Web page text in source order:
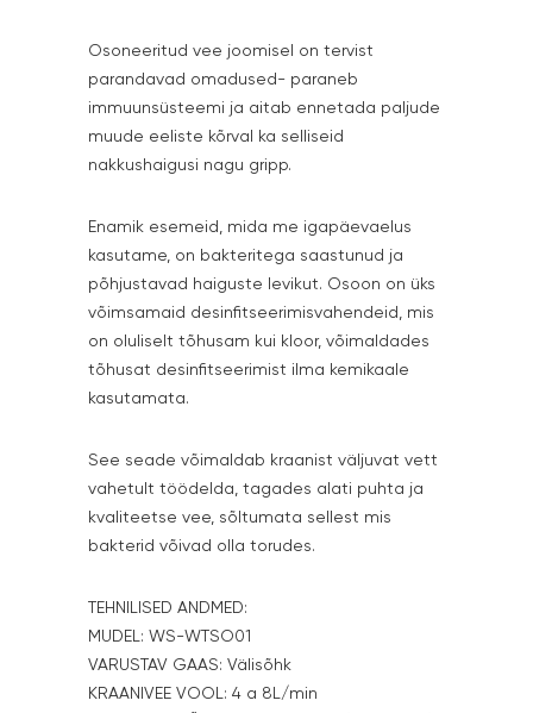
Osoneeritud vee joomisel on tervist
parandavad omadused- paraneb
immuunsüsteemi ja aitab ennetada paljude
muude eeliste kõrval ka selliseid
nakkushaigusi nagu gripp.
Enamik esemeid, mida me igapäevaelus
kasutame, on bakteritega saastunud ja
põhjustavad haiguste levikut. Osoon on üks
võimsamaid desinfitseerimisvahendeid, mis
on oluliselt tõhusam kui kloor, võimaldades
tõhusat desinfitseerimist ilma kemikaale
kasutamata.
See seade võimaldab kraanist väljuvat vett
vahetult töödelda, tagades alati puhta ja
kvaliteetse vee, sõltumata sellest mis
bakterid võivad olla torudes.
TEHNILISED ANDMED:
MUDEL: WS-WTSO01
VARUSTAV GAAS: Välisõhk
KRAANIVEE VOOL: 4 a 8L/min